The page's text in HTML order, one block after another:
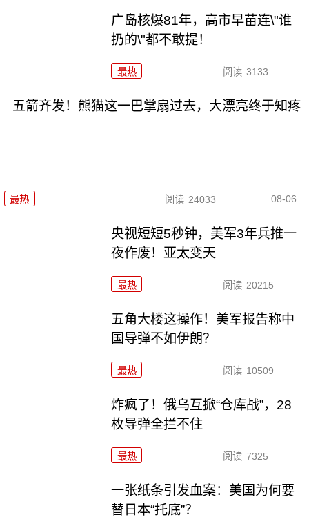
广岛核爆81年，高市早苗连\"谁
扔的\"都不敢提！
最热 阅读 3133
五箭齐发！熊猫这一巴掌扇过去，大漂亮终于知疼
最热 阅读 24033 08-06
央视短短5秒钟，美军3年兵推一
夜作废！亚太变天
最热 阅读 20215
五角大楼这操作！美军报告称中
国导弹不如伊朗？
最热 阅读 10509
炸疯了！俄乌互掀“仓库战”，28
枚导弹全拦不住
最热 阅读 7325
一张纸条引发血案：美国为何要
替日本“托底”？